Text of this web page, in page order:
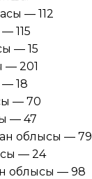
— 112
115
— 15
— 201
— 18
— 70
— 47
облысы — 79
— 24
облысы — 98